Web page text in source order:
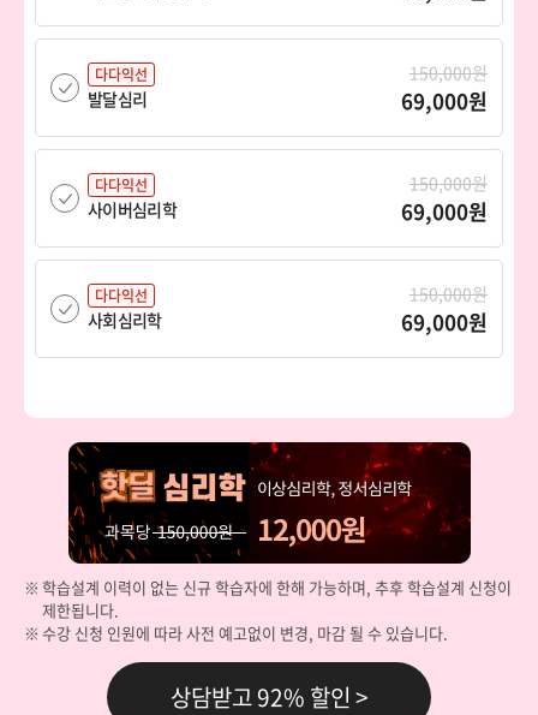
다다익선
발달심리
150,000원
69,000원
다다익선
사이버심리학
150,000원
69,000원
다다익선
사회심리학
150,000원
69,000원
다다익선
상담심리학
150,000원
69,000원
다다익선 150,000원
학습설계 이력이 없는 신규 학습자에 한해 가능하며, 추후 학습설계 신청이
제한됩니다.
수강 신청 인원에 따라 사전 예고없이 변경, 마감 될 수 있습니다.
상담받고 92% 할인 >